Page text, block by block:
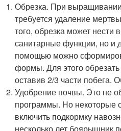
Обрезка. При
требуется удаление
того, обрезка может нести
санитарные функции, но и
помощью можно
формы. Для этого
оставив 2/3 части побега.
Удобрение почвы. Это не
программы. Но некоторые
включить подкормку